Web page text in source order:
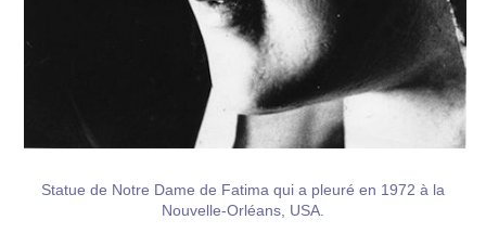
Statue de Notre Dame de Fatima qui a pleuré en 1972 à la
Nouvelle-Orléans, USA.